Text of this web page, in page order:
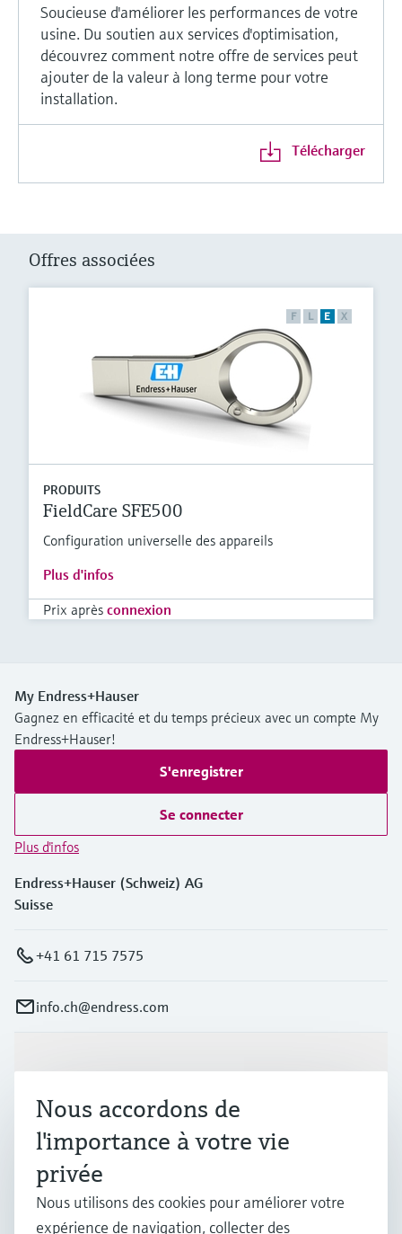
Soucieuse d'améliorer les performances de votre
usine. Du soutien aux services d'optimisation,
découvrez comment notre offre de services peut
ajouter de la valeur à long terme pour votre
installation.
Télécharger
Offres associées
F L E X
PRODUITS
FieldCare SFE500
Configuration universelle des appareils
Plus d'infos
Prix après connexion
My Endress+Hauser
Gagnez en efficacité et du temps précieux avec un compte My
Endress+Hauser!
S'enregistrer
Se connecter
Plus d'infos
Endress+Hauser (Schweiz) AG
Suisse
+41 61 715 7575
info.ch@endress.com
Industries
Support
Nous accordons de
l'importance à votre vie
privée
Nous utilisons des cookies pour améliorer votre
expérience de navigation, collecter des